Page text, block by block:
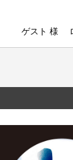
ゲスト 様